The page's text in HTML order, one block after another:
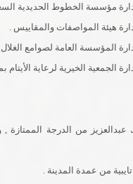
عبدالعزيز من الدرجة